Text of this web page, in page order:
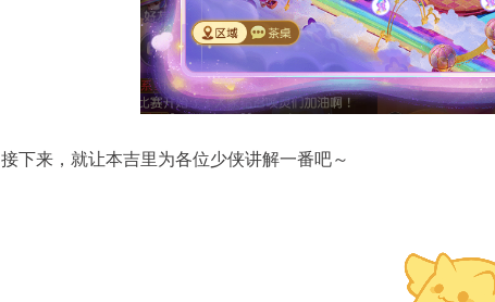
接下来，就让本吉里为各位少侠讲解一番吧～